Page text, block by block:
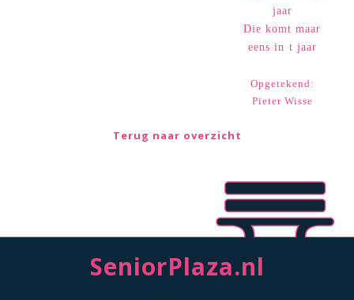
jaar
Die komt maar
eens in t jaar
Opgetekend:
Pieter Wisse
Terug naar overzicht
SeniorPlaza.nl